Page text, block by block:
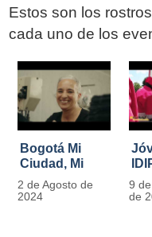
Estos son los
cada uno de los
Bogotá Mi
Ciudad, Mi
Casa
2 de Agosto de
2024
9
de
Pages